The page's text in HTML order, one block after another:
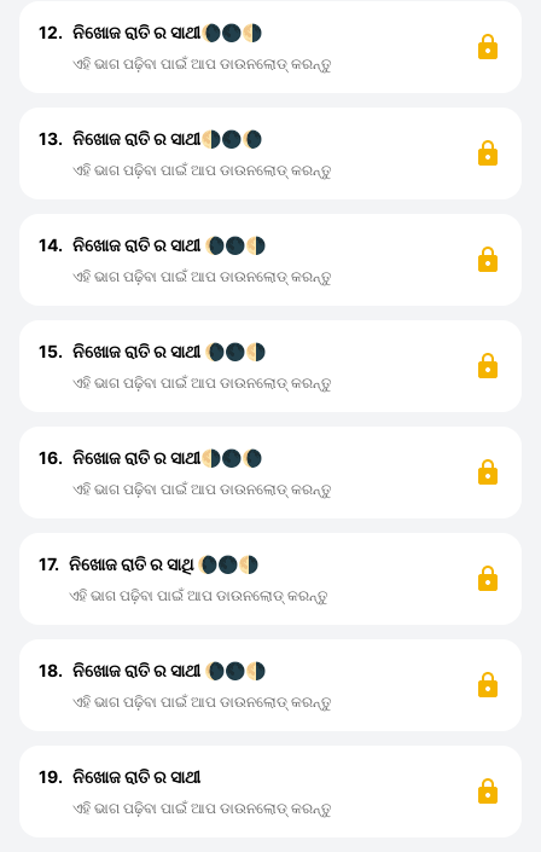
12. ନିଖୋଜ ରାତି ର ସାଥୀ🌘🌑🌗
ଏହି ଭାଗ ପଢ଼ିବା ପାଇଁ ଆପ ଡାଉନଲୋଡ୍ କରନ୍ତୁ
13. ନିଖୋଜ ରାତି ର ସାଥୀ🌗🌑🌘
ଏହି ଭାଗ ପଢ଼ିବା ପାଇଁ ଆପ ଡାଉନଲୋଡ୍ କରନ୍ତୁ
14. ନିଖୋଜ ରାତି ର ସାଥୀ 🌘🌑🌗
ଏହି ଭାଗ ପଢ଼ିବା ପାଇଁ ଆପ ଡାଉନଲୋଡ୍ କରନ୍ତୁ
15. ନିଖୋଜ ରାତି ର ସାଥୀ 🌘🌑🌗
ଏହି ଭାଗ ପଢ଼ିବା ପାଇଁ ଆପ ଡାଉନଲୋଡ୍ କରନ୍ତୁ
16. ନିଖୋଜ ରାତି ର ସାଥୀ🌗🌑🌘
ଏହି ଭାଗ ପଢ଼ିବା ପାଇଁ ଆପ ଡାଉନଲୋଡ୍ କରନ୍ତୁ
17. ନିଖୋଜ ରାତି ର ସାଥି 🌘🌑🌗
ଏହି ଭାଗ ପଢ଼ିବା ପାଇଁ ଆପ ଡାଉନଲୋଡ୍ କରନ୍ତୁ
18. ନିଖୋଜ ରାତି ର ସାଥୀ 🌘🌑🌗
ଏହି ଭାଗ ପଢ଼ିବା ପାଇଁ ଆପ ଡାଉନଲୋଡ୍ କରନ୍ତୁ
19. ନିଖୋଜ ରାତି ର ସାଥୀ
ଏହି ଭାଗ ପଢ଼ିବା ପାଇଁ ଆପ ଡାଉନଲୋଡ୍ କରନ୍ତୁ